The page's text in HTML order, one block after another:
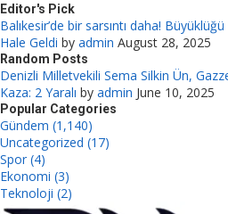
Editor's Pick
Balıkesir’de bir sarsıntı daha! Büyüklüğü
Hale Geldi by admin August 28, 2025
Random Posts
Denizli Milletvekili Sema Silkin Ün,
Kaza: 2 Yaralı by admin June 10, 2025
Popular Categories
Gündem (1,140)
Uncategorized (17)
Spor (4)
Ekonomi (3)
Teknoloji (2)